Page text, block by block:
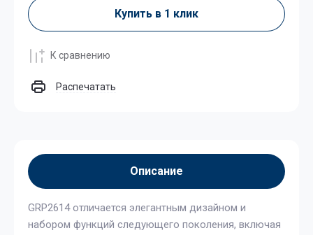
Купить в 1 клик
К сравнению
Распечатать
Описание
GRP2614 отличается элегантным дизайном и
набором функций следующего поколения, включая